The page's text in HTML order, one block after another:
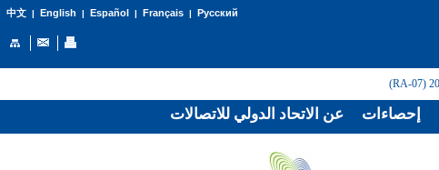
中文| English | Español | Français| Русский
عن الاتحاد الدولي للاتصالات إحصاءات